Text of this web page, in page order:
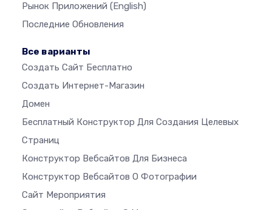
Рынок Приложений (English)
Последние Обновления
Все варианты
Создать Сайт Бесплатно
Создать Интернет-Магазин
Домен
Бесплатный Конструктор Для Создания Целевых
Страниц
Конструктор Вебсайтов Для Бизнеса
Конструктор Вебсайтов О Фотографии
Сайт Мероприятия